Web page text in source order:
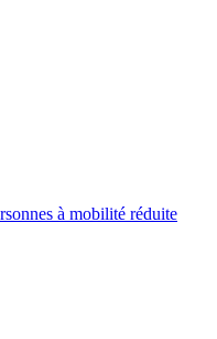
à mobilité réduite